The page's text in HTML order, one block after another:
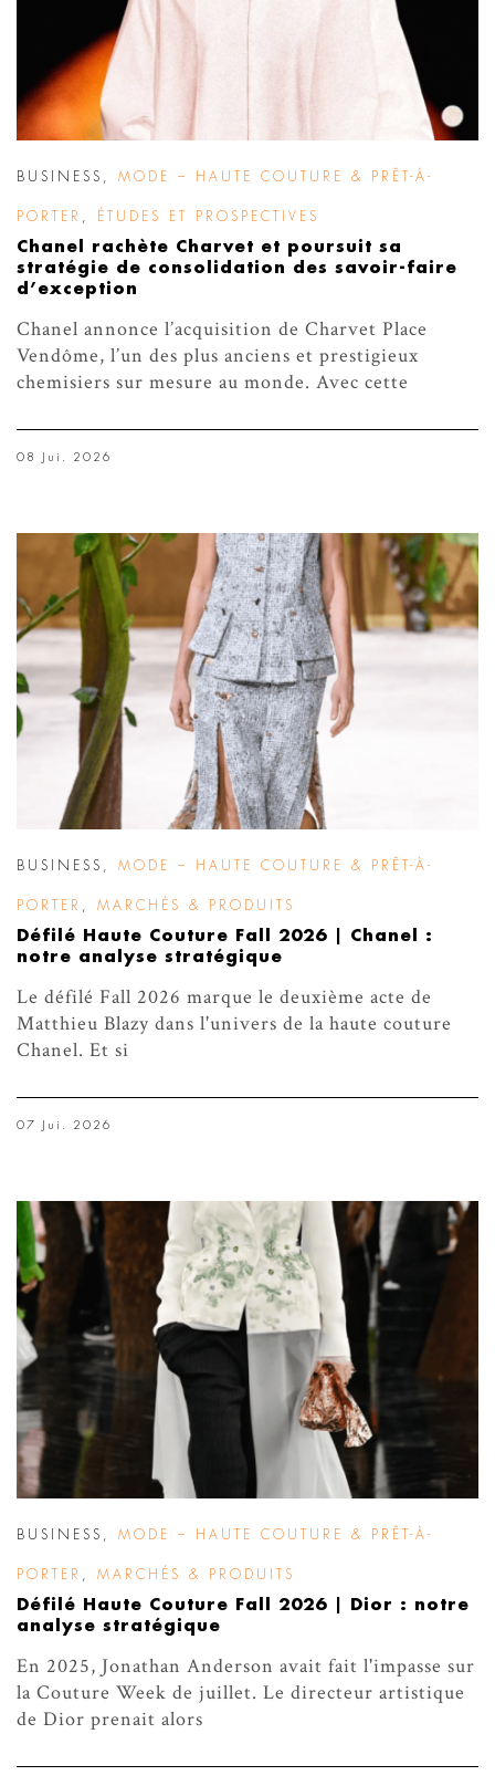
BUSINESS MODE – HAUTE COUTURE & PRÊT-À-
PORTER ÉTUDES ET PROSPECTIVES
Chanel rachète Charvet et poursuit sa
stratégie de consolidation des savoir-faire
d’exception
Chanel annonce l’acquisition de Charvet Place
Vendôme, l’un des plus anciens et prestigieux
chemisiers sur mesure au monde. Avec cette
08 Jui. 2026
BUSINESS , MODE – HAUTE COUTURE & PRÊT-À-
PORTER , MARCHÉS & PRODUITS
Défilé Haute Couture Fall 2026 | Chanel :
notre analyse stratégique
Le défilé Fall 2026 marque le deuxième acte de
Matthieu Blazy dans l'univers de la haute couture
Chanel. Et si
07 Jui. 2026
BUSINESS MODE – HAUTE COUTURE & PRÊT-À-
PORTER MARCHÉS & PRODUITS
Défilé Haute Couture Fall 2026 | Dior : notre
analyse stratégique
En 2025, Jonathan Anderson avait fait l'impasse sur
la Couture Week de juillet. Le directeur artistique
de Dior prenait alors